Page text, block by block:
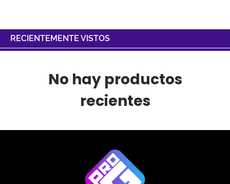
RECIENTEMENTE VISTOS
No hay productos
recientes